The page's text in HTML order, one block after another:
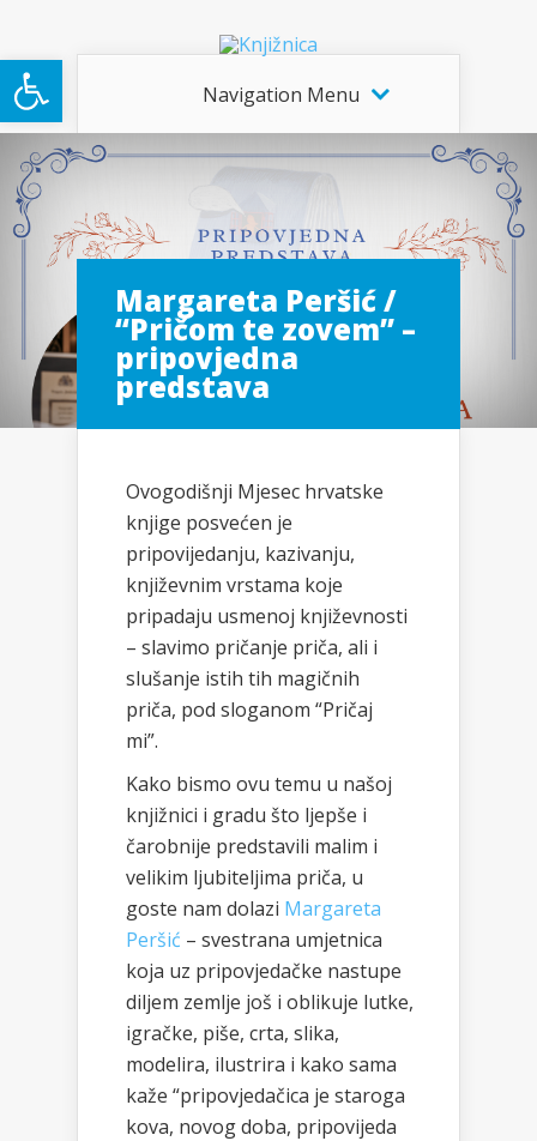
Open toolbar Navigation Menu
Margareta Peršić /
“Pričom te zovem” –
pripovjedna
predstava
Ovogodišnji Mjesec hrvatske
knjige posvećen je
pripovijedanju, kazivanju,
književnim vrstama koje
pripadaju usmenoj književnosti
– slavimo pričanje priča, ali i
slušanje istih tih magičnih
priča, pod sloganom “Pričaj
mi”.
Kako bismo ovu temu u našoj
knjižnici i gradu što ljepše i
čarobnije predstavili malim i
velikim ljubiteljima priča, u
goste nam dolazi Margareta
Peršić – svestrana umjetnica
koja uz pripovjedačke nastupe
diljem zemlje još i oblikuje lutke,
igračke, piše, crta, slika,
modelira, ilustrira i kako sama
kaže “pripovjedačica je staroga
kova, novog doba, pripovijeda